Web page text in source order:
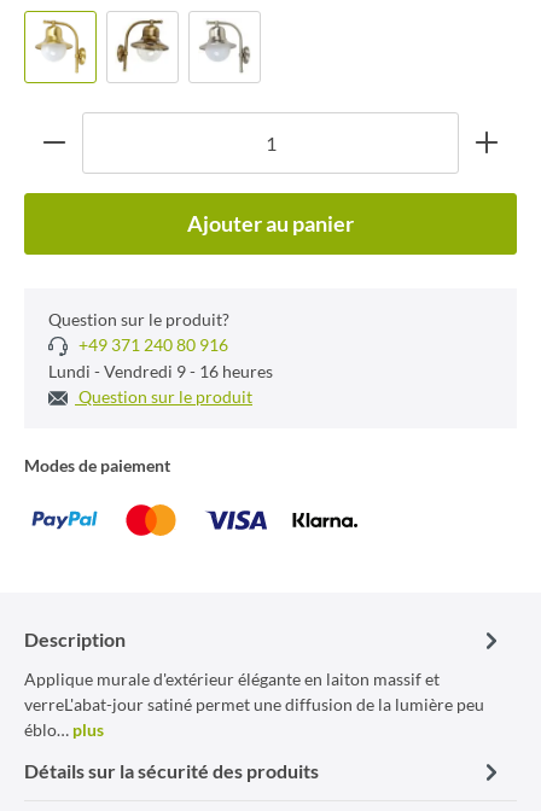
Ajouter au panier
Question sur le produit?
+49 371 240 80 916
Lundi - Vendredi 9 - 16 heures
Question sur le produit
Modes de paiement
Description
Applique murale d'extérieur élégante en laiton massif et
verreL'abat-jour satiné permet une diffusion de la lumière peu
éblo… plus
Détails sur la sécurité des produits